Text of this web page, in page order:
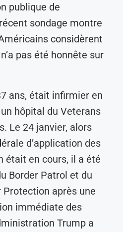
publique de
sondage montre
considèrent
pas été honnête sur
ans, était infirmier en
hôpital du Veterans
Le 24 janvier, alors
d’application des
était en cours, il a été
Border Patrol et du
Protection après une
immédiate des
Trump a